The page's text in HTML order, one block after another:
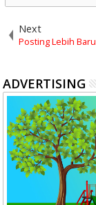
Next
Posting Lebih Baru
ADVERTISING